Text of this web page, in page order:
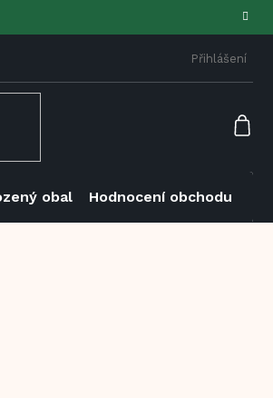
Přihlášení
obal Hodnocení obchodu